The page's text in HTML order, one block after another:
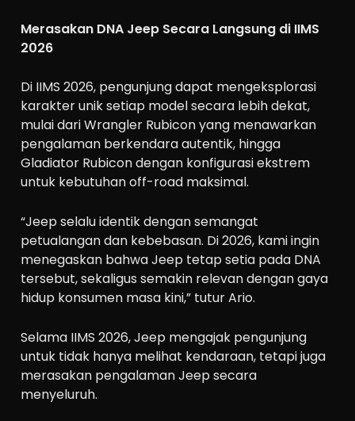
Merasakan DNA Jeep Secara Langsung di IIMS
2026
Di IIMS 2026, pengunjung dapat mengeksplorasi
karakter unik setiap model secara lebih dekat,
mulai dari Wrangler Rubicon yang menawarkan
pengalaman berkendara autentik, hingga
Gladiator Rubicon dengan konfigurasi ekstrem
untuk kebutuhan off-road maksimal.
“Jeep selalu identik dengan semangat
petualangan dan kebebasan. Di 2026, kami ingin
menegaskan bahwa Jeep tetap setia pada DNA
tersebut, sekaligus semakin relevan dengan gaya
hidup konsumen masa kini,” tutur Ario.
Selama IIMS 2026, Jeep mengajak pengunjung
untuk tidak hanya melihat kendaraan, tetapi juga
merasakan pengalaman Jeep secara
menyeluruh.